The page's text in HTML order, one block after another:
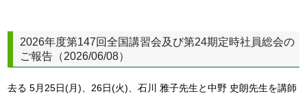
2026年度第147回全国講習会及び第24期定時社員総会の
ご報告（2026/06/08）
去る 5月25日(月)、26日(火)、石川 雅子先生と中野 史朗先生を講師